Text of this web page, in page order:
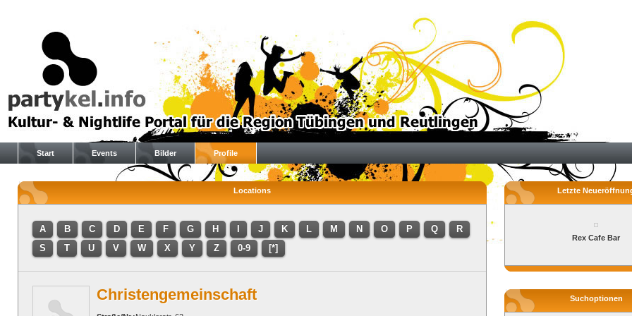
Start Events Bilder Profile
Locations
A B C D E F G H J K L M N O P Q
R
S
T U V W X Y Z 0-9 [*]
Christengemeinschaft
Letzte
Rex Cafe Bar
Suchoptionen